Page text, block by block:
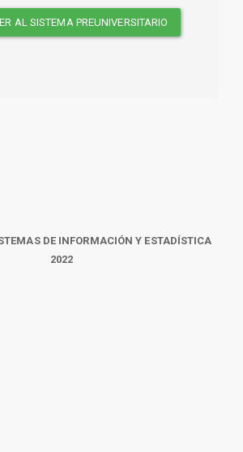
AL SISTEMA PREUNIVERSITARIO
DE INFORMACIÓN Y ESTADÍSTICA
2022